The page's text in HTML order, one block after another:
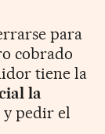
para
cobrado
tiene la
la
y pedir el